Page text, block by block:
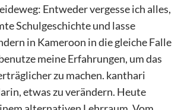
Entweder vergesse ich alles,
Schulgeschichte und lasse
in Kameroon in die gleiche Falle
meine Erfahrungen, um das
zu machen. kanthari
etwas zu verändern. Heute